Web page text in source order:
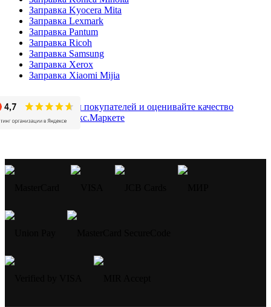
Заправка Kyocera Mita
Заправка Lexmark
Заправка Pantum
Заправка Ricoh
Заправка Samsung
Заправка Xerox
Заправка Xiaomi Mijia